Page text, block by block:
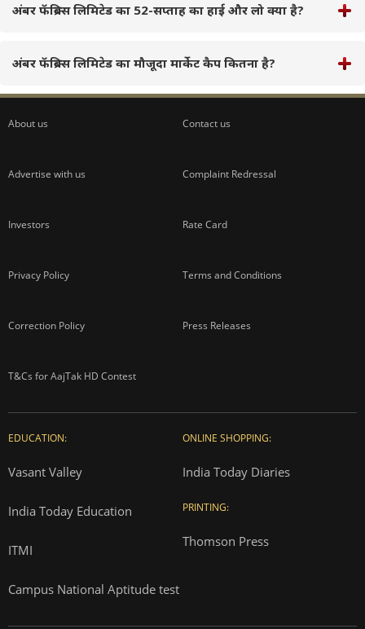
अंबर फॅब्रिक्स लिमिटेड का 52-सप्ताह का हाई और लो क्या है?
अंबर फॅब्रिक्स लिमिटेड का मौजूदा मार्केट कैप कितना है?
About us Contact us
Advertise with us Complaint Redressal
Investors Rate Card
Privacy Policy Terms and Conditions
Correction Policy Press Releases
T&Cs for AajTak HD Contest
EDUCATION:
Vasant Valley
India Today Education
ITMI
Campus National Aptitude test
ONLINE SHOPPING:
India Today Diaries
PRINTING:
Thomson Press